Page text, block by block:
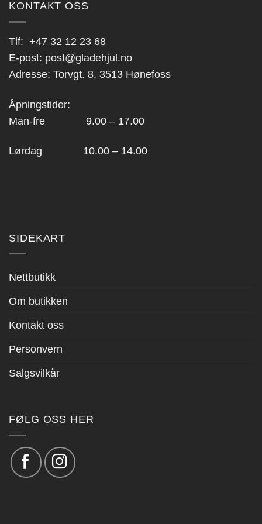
KONTAKT OSS
Tlf: +47 32 12 23 68
E-post: post@gladehjul.no
Adresse: Torvgt. 8, 3513 Hønefoss
Åpningstider:
Man-fre 9.00 – 17.00
Lørdag 10.00 – 14.00
SIDEKART
Nettbutikk
Om butikken
Kontakt oss
Personvern
Salgsvilkår
FØLG OSS HER